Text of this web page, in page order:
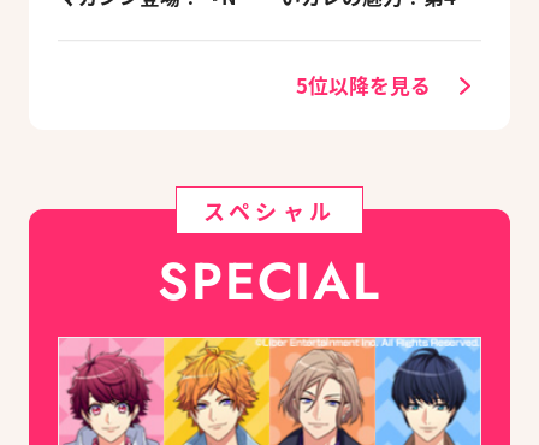
5位以降を見る
スペシャル
SPECIAL